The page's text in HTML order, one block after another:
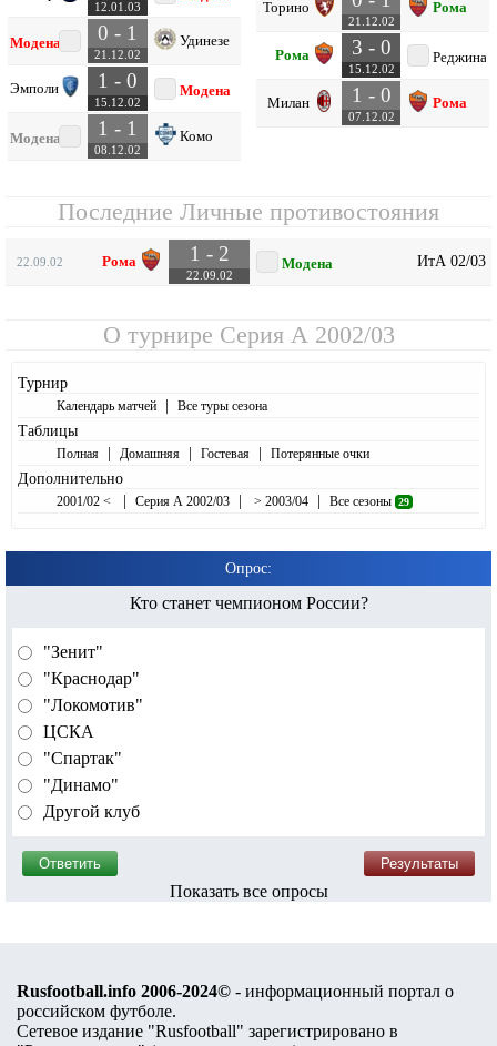
12.01.03
Модена 0 - 1
21.12.02
Удинезе
Эмполи 1 - 0
15.12.02
Модена
Модена 1 - 1
08.12.02
Комо
Торино
21.12.02
Рома
Рома 3 - 0
15.12.02
Реджина
Милан 1 - 0
07.12.02
Рома
Последние Личные противостояния
22.09.02 Рома 1 - 2
22.09.02
Модена ИтА 02/03
О турнире Серия А 2002/03
Турнир
Календарь матчей | Все туры сезона
Таблицы
Полная | Домашняя | Гостевая | Потерянные очки
Дополнительно
2001/02 < | Серия А 2002/03 | > 2003/04 | Все сезоны 29
Опрос:
Кто станет чемпионом России?
"Зенит"
"Краснодар"
"Локомотив"
ЦСКА
"Спартак"
"Динамо"
Другой клуб
Показать все опросы
Rusfootball.info 2006-2024© - информационный портал о
российском футболе.
Сетевое издание "Rusfootball" зарегистрировано в